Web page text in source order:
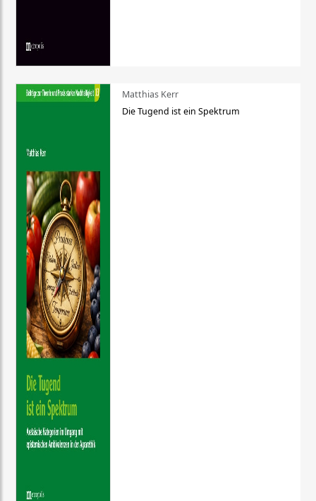
Matthias Kerr
Die Tugend ist ein Spektrum